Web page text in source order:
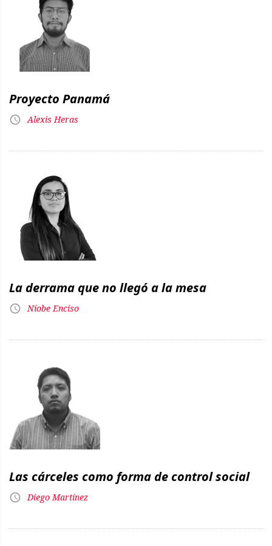
Proyecto Panamá
Alexis Heras
La derrama que no llegó a la mesa
Níobe Enciso
Las cárceles como forma de control social
Diego Martínez